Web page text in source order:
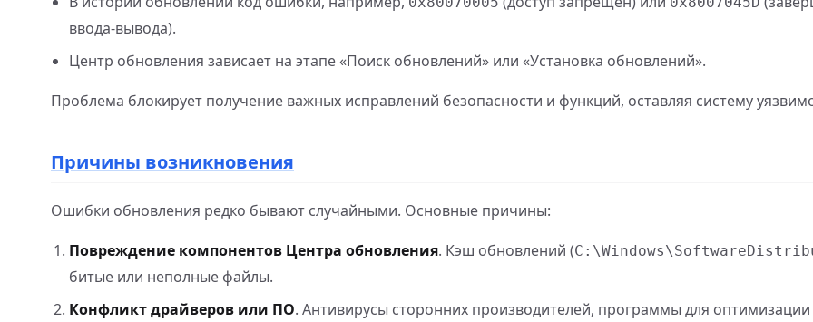
ввода-вывода).
Центр обновления зависает на этапе «Поиск обновлений» или «Установка обновлений».
Проблема блокирует получение важных исправлений безопасности и функций, оставляя систему
Причины возникновения
Ошибки обновления редко бывают случайными. Основные причины:
Повреждение компонентов Центра обновления. Кэш обновлений (
битые или неполные файлы.
Конфликт драйверов или ПО. Антивирусы сторонних производителей, программы для